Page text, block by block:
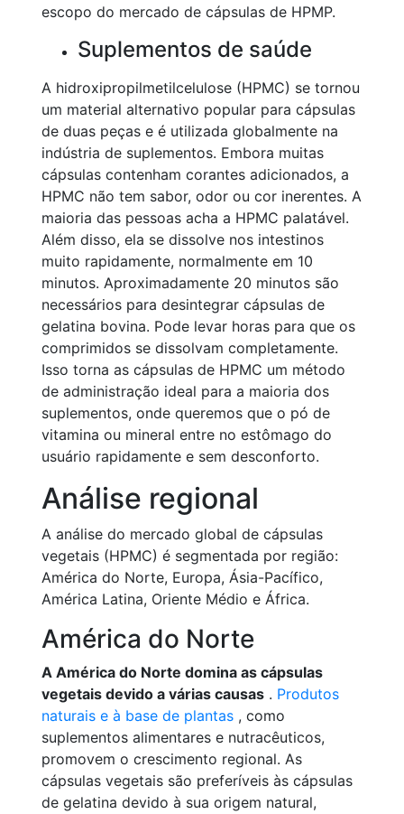
escopo do mercado de cápsulas de HPMP.
Suplementos de saúde
A hidroxipropilmetilcelulose (HPMC) se tornou
um material alternativo popular para cápsulas
de duas peças e é utilizada globalmente na
indústria de suplementos. Embora muitas
cápsulas contenham corantes adicionados, a
HPMC não tem sabor, odor ou cor inerentes. A
maioria das pessoas acha a HPMC palatável.
Além disso, ela se dissolve nos intestinos
muito rapidamente, normalmente em 10
minutos. Aproximadamente 20 minutos são
necessários para desintegrar cápsulas de
gelatina bovina. Pode levar horas para que os
comprimidos se dissolvam completamente.
Isso torna as cápsulas de HPMC um método
de administração ideal para a maioria dos
suplementos, onde queremos que o pó de
vitamina ou mineral entre no estômago do
usuário rapidamente e sem desconforto.
Análise regional
A análise do mercado global de cápsulas
vegetais (HPMC) é segmentada por região:
América do Norte, Europa, Ásia-Pacífico,
América Latina, Oriente Médio e África.
América do Norte
A América do Norte domina as cápsulas
vegetais devido a várias causas . Produtos
naturais e à base de plantas , como
suplementos alimentares e nutracêuticos,
promovem o crescimento regional. As
cápsulas vegetais são preferíveis às cápsulas
de gelatina devido à sua origem natural,